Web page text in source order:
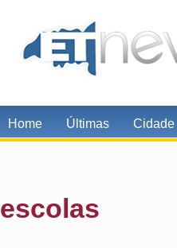
Home Últimas Cidade
escolas